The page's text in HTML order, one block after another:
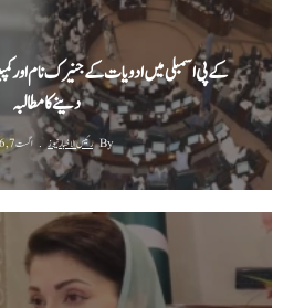
کے پی اسمبلی میں ادویات کے جنیرک نام اور
دینے کا مطالبہ
By رئیس الاخبار نیوز اگست 7, 2026